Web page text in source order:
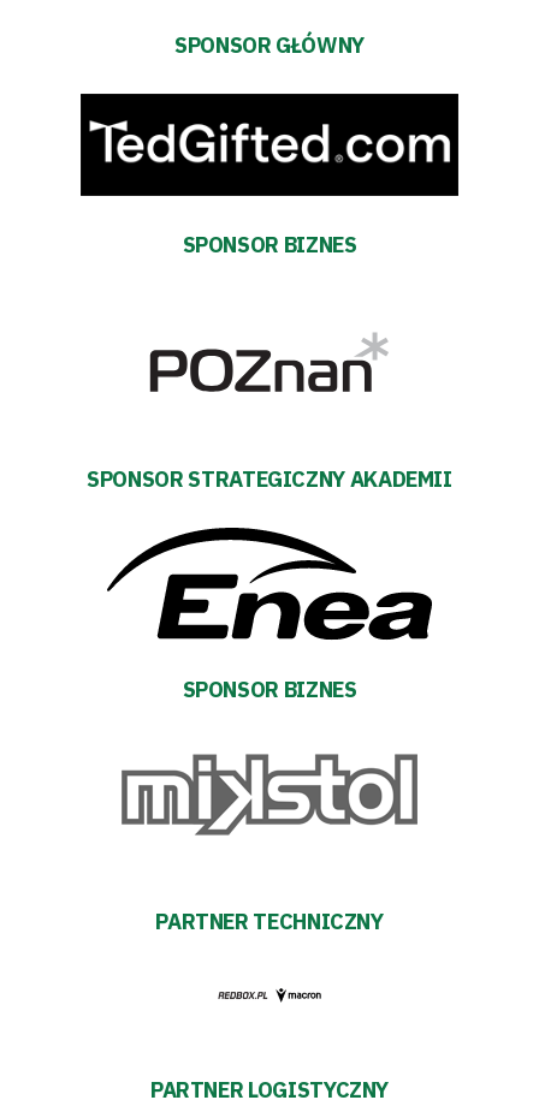
SPONSOR GŁÓWNY
SPONSOR BIZNES
SPONSOR STRATEGICZNY AKADEMII
SPONSOR BIZNES
PARTNER TECHNICZNY
PARTNER LOGISTYCZNY